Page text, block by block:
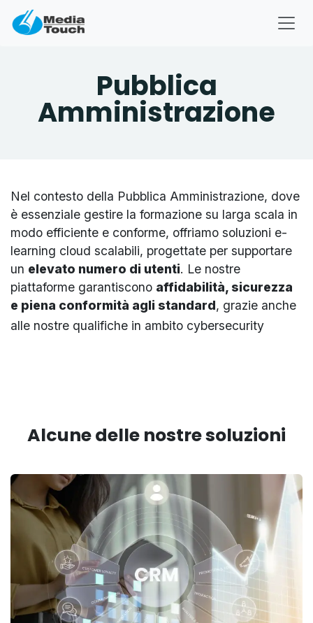
Passa al contenuto
Pubblica
Amministrazione
Nel contesto della Pubblica Amministrazione, dove
è essenziale gestire la formazione su larga scala in
modo efficiente e conforme, offriamo soluzioni e-
learning cloud scalabili, progettate per supportare
un elevato numero di utenti. Le nostre
piattaforme garantiscono affidabilità, sicurezza
e piena conformità agli standard, grazie anche
alle nostre qualifiche in ambito cybersecurity
Alcune delle nostre soluzioni